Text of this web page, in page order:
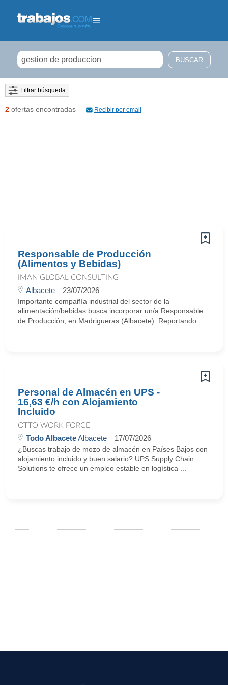
Filtrar búsqueda
2 ofertas encontradas Recibir por email
Responsable de Producción
(Alimentos y Bebidas)
IMAN GLOBAL CONSULTING
Albacete 23/07/2026
Importante compañía industrial del sector de la
alimentación/bebidas busca incorporar un/a Responsable
de Producción, en Madrigueras (Albacete). Reportando ...
Personal de Almacén en UPS -
16,63 €/h con Alojamiento
Incluido
OTTO WORK FORCE
Todo AlbaceteAlbacete 17/07/2026
¿Buscas trabajo de mozo de almacén en Países Bajos con
alojamiento incluido y buen salario? UPS Supply Chain
Solutions te ofrece un empleo estable en logística ...